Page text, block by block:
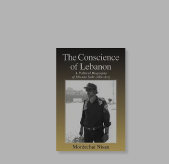
50%
dcto.